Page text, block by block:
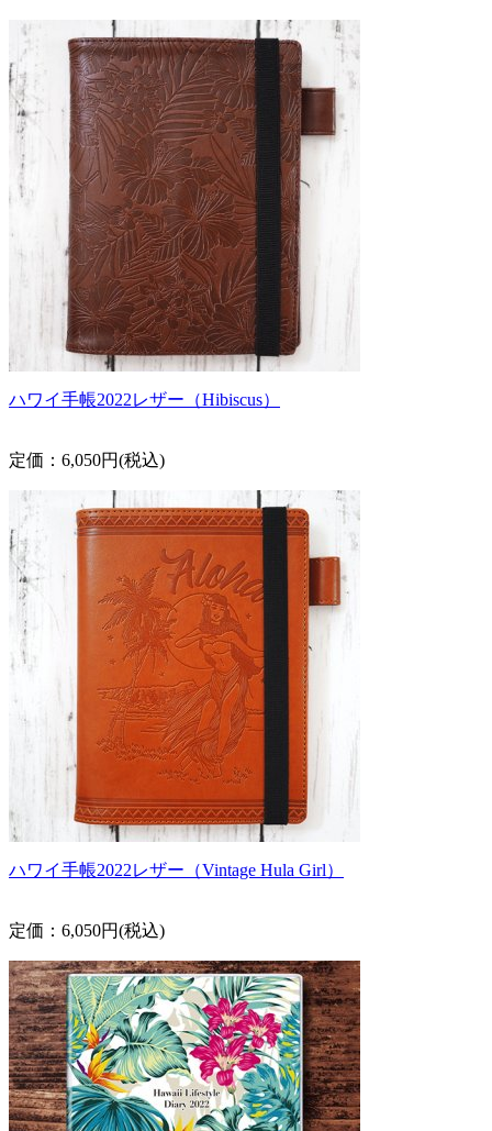
ハワイ手帳2022レザー（Hibiscus）
定価：6,050円(税込)
ハワイ手帳2022レザー（Vintage Hula Girl）
定価：6,050円(税込)